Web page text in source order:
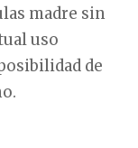
madre sin
uso
de